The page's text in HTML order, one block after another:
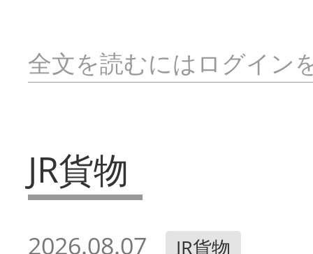
全文を読むにはログイン
JR貨物
2026.08.07 JR貨物